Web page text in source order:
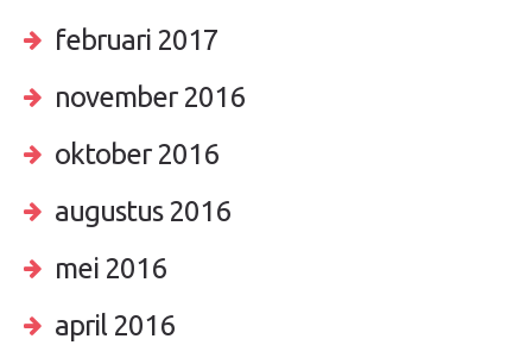
februari 2017
november 2016
oktober 2016
augustus 2016
mei 2016
april 2016